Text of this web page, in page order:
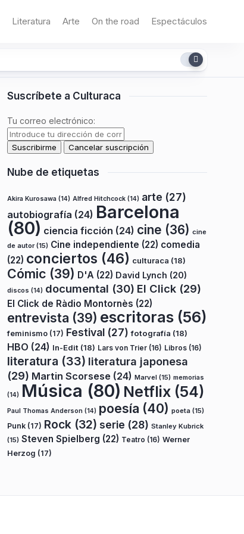
Literatura Arte On the road Espectáculos
Suscríbete a Culturaca
Tu correo electrónico:
Nube de etiquetas
Akira Kurosawa (14) Alfred Hitchcock (14) arte (27)
autobiografía (24) Barcelona
(80) ciencia ficción (24) cine (36) cine
de autor(15) Cine independiente (22) comedia
(22) conciertos (46) culturaca (18)
Cómic (39) D'A (22) David Lynch (20)
discos (14) documental (30) El Click (29)
El Click de Ràdio Montornès (22)
entrevista (39) escritoras (56)
feminismo (17) Festival (27) fotografía (18)
HBO (24) In-Edit (18) Lars von Trier (16) Libros (16)
literatura (33) literatura japonesa
(29) Martin Scorsese (24) Marvel (15) memorias
(14) Música (80) Netflix (54)
Paul Thomas Anderson (14) poesía (40) poeta (15)
Punk (17) Rock (32) serie (28) Stanley Kubrick
(15) Steven Spielberg (22) Teatro (16) Werner
Herzog (17)